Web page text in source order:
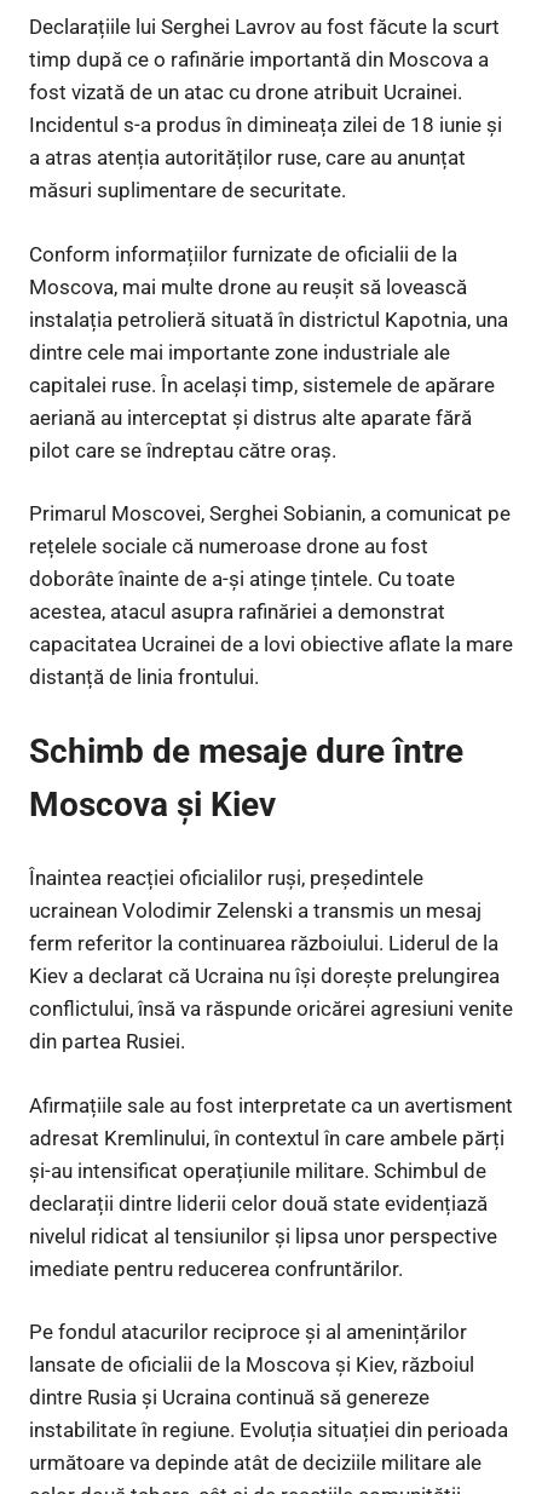
Declarațiile lui Serghei Lavrov au fost făcute la scurt
timp după ce o rafinărie importantă din Moscova a
fost vizată de un atac cu drone atribuit Ucrainei.
Incidentul s-a produs în dimineața zilei de 18 iunie și
a atras atenția autorităților ruse, care au anunțat
măsuri suplimentare de securitate.
Conform informațiilor furnizate de oficialii de la
Moscova, mai multe drone au reușit să lovească
instalația petrolieră situată în districtul Kapotnia, una
dintre cele mai importante zone industriale ale
capitalei ruse. În același timp, sistemele de apărare
aeriană au interceptat și distrus alte aparate fără
pilot care se îndreptau către oraș.
Primarul Moscovei, Serghei Sobianin, a comunicat pe
rețelele sociale că numeroase drone au fost
doborâte înainte de a-și atinge țintele. Cu toate
acestea, atacul asupra rafinăriei a demonstrat
capacitatea Ucrainei de a lovi obiective aflate la mare
distanță de linia frontului.
Schimb de mesaje dure între
Moscova și Kiev
Înaintea reacției oficialilor ruși, președintele
ucrainean Volodimir Zelenski a transmis un mesaj
ferm referitor la continuarea războiului. Liderul de la
Kiev a declarat că Ucraina nu își dorește prelungirea
conflictului, însă va răspunde oricărei agresiuni venite
din partea Rusiei.
Afirmațiile sale au fost interpretate ca un avertisment
adresat Kremlinului, în contextul în care ambele părți
și-au intensificat operațiunile militare. Schimbul de
declarații dintre liderii celor două state evidențiază
nivelul ridicat al tensiunilor și lipsa unor perspective
imediate pentru reducerea confruntărilor.
Pe fondul atacurilor reciproce și al amenințărilor
lansate de oficialii de la Moscova și Kiev, războiul
dintre Rusia și Ucraina continuă să genereze
instabilitate în regiune. Evoluția situației din perioada
următoare va depinde atât de deciziile militare ale